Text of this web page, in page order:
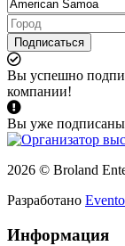
Подписаться
Вы успешно
компании!
Вы уже
2026 © Broland
Разработано
Информация